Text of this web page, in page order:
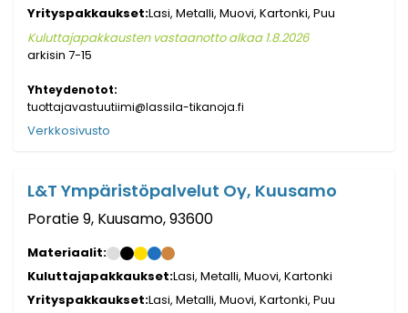
Yrityspakkaukset:Lasi, Metalli, Muovi, Kartonki, Puu
Kuluttajapakkausten vastaanotto alkaa 1.8.2026
arkisin 7-15
Yhteydenotot:
tuottajavastuutiimi@lassila-tikanoja.fi
Verkkosivusto
L&T Ympäristöpalvelut Oy, Kuusamo
Poratie 9, Kuusamo, 93600
Materiaalit:
Kuluttajapakkaukset:Lasi, Metalli, Muovi, Kartonki
Yrityspakkaukset:Lasi, Metalli, Muovi, Kartonki, Puu